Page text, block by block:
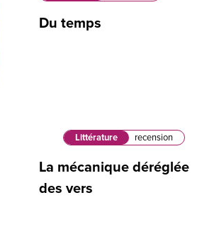
Du temps
Littérature recension
La mécanique déréglée
des vers